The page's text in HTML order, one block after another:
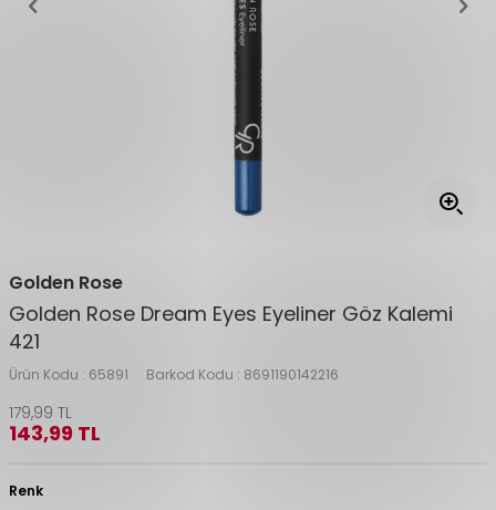
Golden Rose
Golden Rose Dream Eyes Eyeliner Göz Kalemi
421
Ürün Kodu : 65891 Barkod Kodu : 8691190142216
179,99 TL
143,99 TL
Renk